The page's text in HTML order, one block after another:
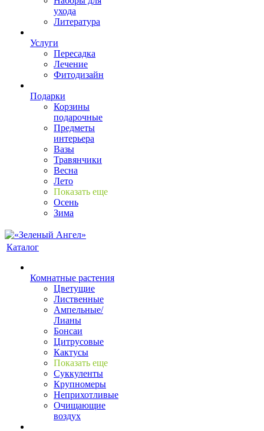
ухода
Литература
Услуги
Пересадка
Лечение
Фитодизайн
Подарки
Корзины
подарочные
Предметы
интерьера
Вазы
Травянчики
Весна
Лето
Показать еще
Осень
Зима
Каталог
Комнатные растения
Цветущие
Лиственные
Ампельные/
Лианы
Бонсаи
Цитрусовые
Кактусы
Показать еще
Суккуленты
Крупномеры
Неприхотливые
Очищающие
воздух